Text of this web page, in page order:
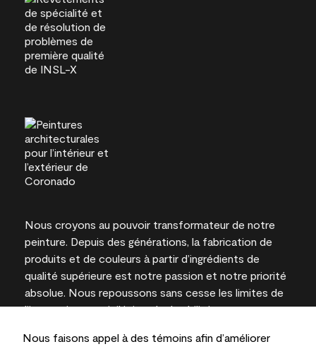
Nous faisons appel à des témoins afin d’améliorer
Nous croyons au pouvoir transformateur de notre
peinture. Depuis des générations, la fabrication de
produits et de couleurs à partir d’ingrédients de
qualité supérieure est notre passion et notre priorité
absolue. Nous repoussons sans cesse les limites de
l’innovation et privilégions la durabilité pour
l’expertise locale.